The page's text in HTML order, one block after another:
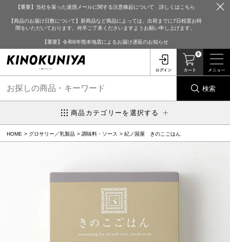
【重要】当社を装った迷惑メールに関する注意喚起について 詳しくはこちら
【商品のお届け日数について】新商品など商品によっては、出荷までに7日程度お時
間をいただいております。何卒ご了承くださいますようお願い申し上げます。
【重要】令和8年熊本地震によるお届け遅延のお知らせ
0
検索
商品カテゴリーを選択する
HOME グロサリー／乳製品 調味料・ソース 紀ノ国屋 きのこごはん